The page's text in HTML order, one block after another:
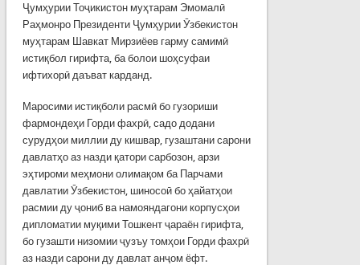
Ҷумҳурии Тоҷикистон муҳтарам Эмомалӣ
Раҳмонро Президенти Ҷумҳурии Ӯзбекистон
муҳтарам Шавкат Мирзиёев гарму самимӣ
истиқбол гирифта, ба болои шоҳсуфаи
ифтихорӣ даъват карданд.
Маросими истиқболи расмӣ бо гузориши
фармондеҳи Горди фахрӣ, садо додани
сурудҳои миллии ду кишвар, гузаштани сарони
давлатҳо аз назди қатори сарбозон, арзи
эҳтироми меҳмони олимақом ба Парчами
давлатии Ӯзбекистон, шиносоӣ бо ҳайатҳои
расмии ду ҷониб ва намояндагони корпусҳои
дипломатии муқими Тошкент ҷараён гирифта,
бо гузашти низомии ҷузъу томҳои Горди фахрӣ
аз назди сарони ду давлат анҷом ёфт.